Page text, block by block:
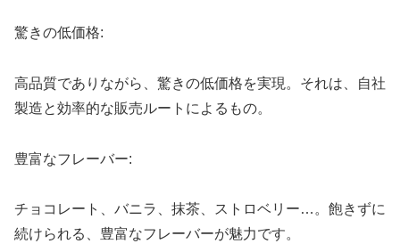
驚きの低価格:
高品質でありながら、驚きの低価格を実現。それは、自社
製造と効率的な販売ルートによるもの。
豊富なフレーバー:
チョコレート、バニラ、抹茶、ストロベリー…。飽きずに
続けられる、豊富なフレーバーが魅力です。